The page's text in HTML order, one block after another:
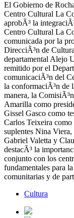
El Gobierno de
Centro Cultural La
aprobÃ³ la
Centro Cultural La
comunicada por la
DirecciÃ³n de
departamental Alejo
remitido por el
comunicaciÃ³n del
la conformaciÃ³n de
manera, la
Amarilla como
Gissel Gasco como
Carlos Teixeira
suplentes Nina
Gabriel Valetta y
destacÃ³ la
conjunto con los
fundamentales para
comunitarias y de
Cultura